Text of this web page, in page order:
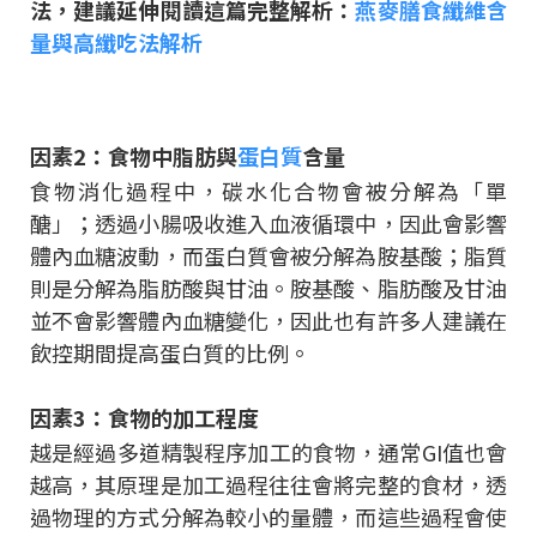
法，建議延伸閱讀這篇完整解析：燕麥膳食纖維含
量與高纖吃法解析
因素2：食物中脂肪與蛋白質含量
食物消化過程中，碳水化合物會被分解為「單
醣」；透過小腸吸收進入血液循環中，因此會影響
體內血糖波動，而蛋白質會被分解為胺基酸；脂質
則是分解為脂肪酸與甘油。胺基酸、脂肪酸及甘油
並不會影響體內血糖變化，因此也有許多人建議在
飲控期間提高蛋白質的比例。
因素3：食物的加工程度
越是經過多道精製程序加工的食物，通常GI值也會
越高，其原理是加工過程往往會將完整的食材，透
過物理的方式分解為較小的量體，而這些過程會使